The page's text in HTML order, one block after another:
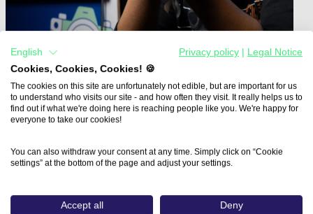
Home
Aus- und Weiterbildungen
English Privacy policy
Legal Notice
Cookies, Cookies, Cookies! 🍪
The cookies on this site are unfortunately not edible, but are important for us
to understand who visits our site - and how often they visit. It really helps us to
find out if what we're doing here is reaching people like you. We're happy for
everyone to take our cookies!
You can also withdraw your consent at any time. Simply click on “Cookie
settings” at the bottom of the page and adjust your settings.
Accept all Deny